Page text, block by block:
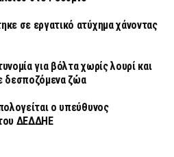
σε εργατικό ατύχημα χάνοντας
για βόλτα χωρίς λουρί και
δεσποζόμενα ζώα
ο υπεύθυνος
ΔΕΔΔΗΕ